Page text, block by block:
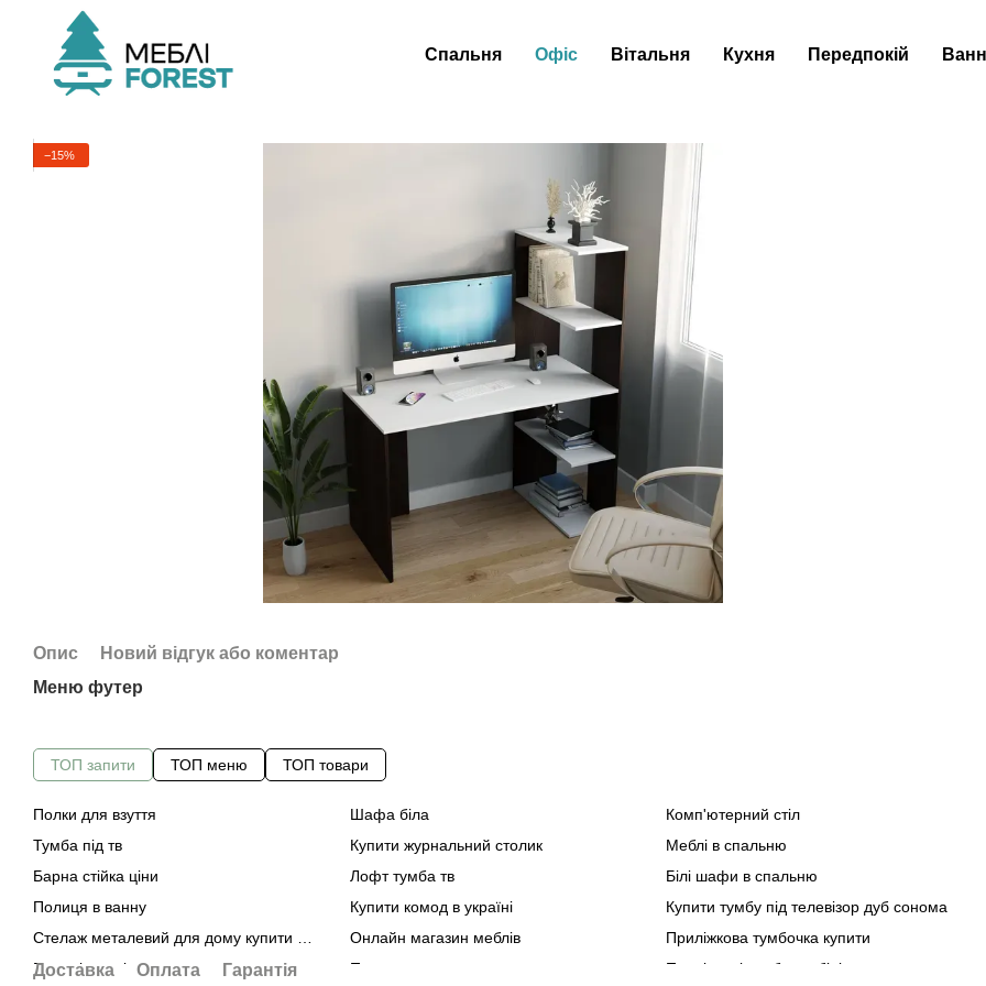
Перейти до основного контенту
Спальня Офіс Вітальня Кухня Передпокій
−15%
Опис
Новий відгук або коментар
Меню футер
ТОП запити ТОП меню ТОП товари
Полки для взуття Шафа біла
Комп'ютерний стіл
Тумба під тв
Купити журнальний столик
Меблі в спальню
Барна стійка ціни
Лофт тумба тв
Білі шафи в спальню
Полиця в ванну
Купити комод в україні
Купити тумбу під телевізор дуб сонома
Онлайн магазин меблів
Приліжкова тумбочка купити
Полиці на стіну купити
Полиця над пральною машиною
Приліжкові тумбочки білі
Доставка Оплата Гарантія